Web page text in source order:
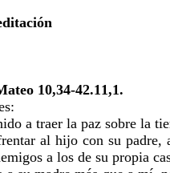
10,34-42.11,1.
a traer la paz sobre la
al hijo con su
a los de su propia